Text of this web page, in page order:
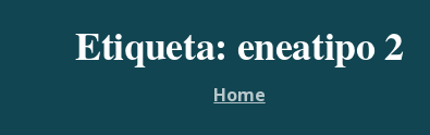
Etiqueta: eneatipo2
Home